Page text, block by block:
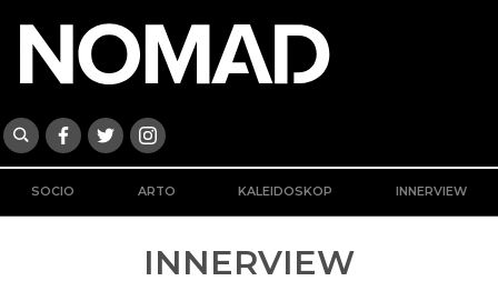
SOCIO ARTO KALEIDOSKOP INNERVIEW
INNERVIEW